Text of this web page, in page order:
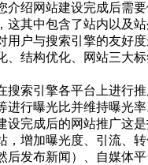
介绍网站建设完成后需
这其中包含了站内以及站
用户与搜索引擎的友好
、结构优化、网站三大
搜索引擎各平台上进行
进行曝光比并维持曝光率
设完成后的网站推广这
，增加曝光度、引流、
后发布新闻）、自媒体